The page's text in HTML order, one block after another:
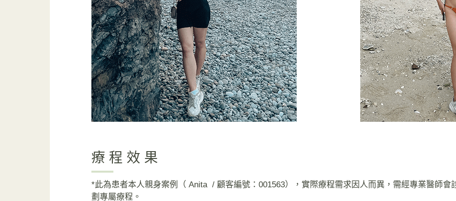
療程效果
*此為患者本人親身案例（ Anita / 顧客編號：001563），實際療程需求因人而異，需經專業醫師會
劃專屬療程。